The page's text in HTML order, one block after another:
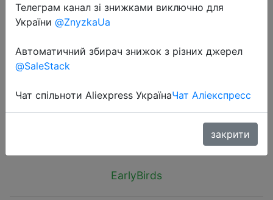
2025-04-03
2025 220V/110V electric vacuum
sealant packaging machine, with
vacuum bag link household food
EarlyBirds
Телеграм канал зі знижками виключно для
України @ZnyzkaUa
Автоматичний збирач знижок з різних джерел
@SaleStack
Чат спільноти Aliexpress УкраїнаЧат Аліекспресс
закрити